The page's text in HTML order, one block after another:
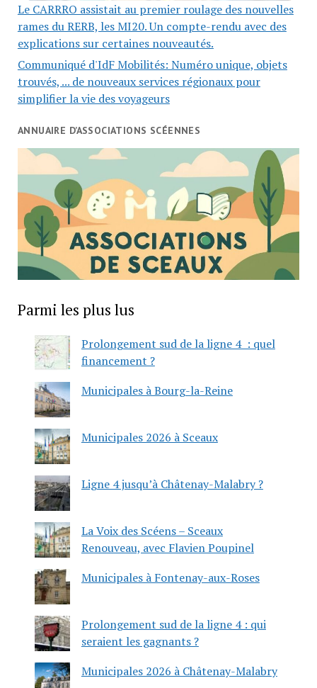
Le CARRRO assistait au premier roulage des nouvelles
rames du RERB, les MI20. Un compte-rendu avec des
explications sur certaines nouveautés.
Communiqué d'IdF Mobilités: Numéro unique, objets
trouvés, ... de nouveaux services régionaux pour
simplifier la vie des voyageurs
ANNUAIRE D’ASSOCIATIONS SCÉENNES
Parmi les plus lus
Prolongement sud de la ligne 4 : quel
financement ?
Municipales à Bourg-la-Reine
Municipales 2026 à Sceaux
Ligne 4 jusqu’à Châtenay-Malabry ?
La Voix des Scéens – Sceaux
Renouveau, avec Flavien Poupinel
Municipales à Fontenay-aux-Roses
Prolongement sud de la ligne 4 : qui
seraient les gagnants ?
Municipales 2026 à Châtenay-Malabry